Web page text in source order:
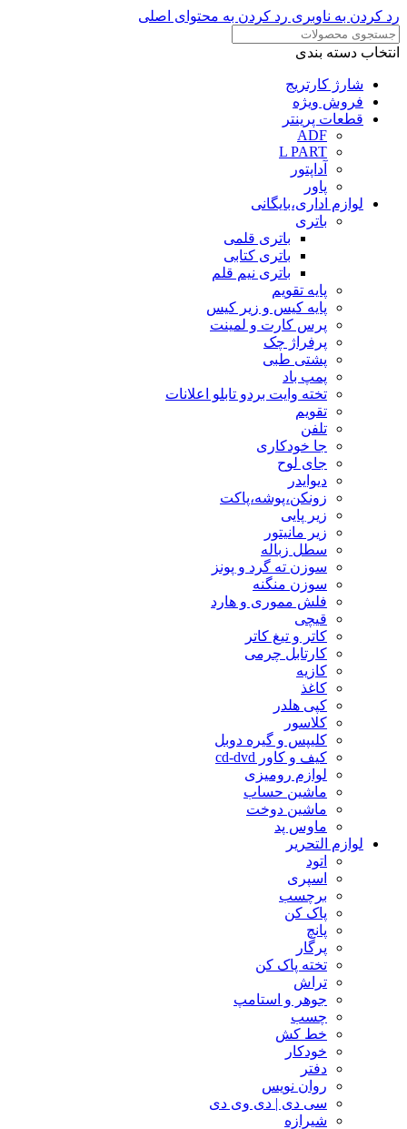
رد کردن به ناوبری رد کردن به محتوای اصلی
انتخاب دسته بندی
شارژ کارتریج
فروش ویژه
قطعات پرینتر
ADF
L PART
آداپتور
پاور
لوازم اداری،بایگانی
باتری
باتری قلمی
باتری کتابی
باتری نیم قلم
پایه تقویم
پایه کیس و زیر کیس
پرس کارت و لمینت
پرفراژ چک
پشتی طبی
پمپ باد
تخته وایت بردو تابلو اعلانات
تقویم
تلفن
جا خودکاری
جای لوح
دیوایدر
زونکن،پوشه،پاکت
زیر پایی
زیر مانیتور
سطل زباله
سوزن ته گرد و پونز
سوزن منگنه
فلش مموری و هارد
قیچی
کاتر و تیغ کاتر
کارتابل چرمی
کازیه
کاغذ
کپی هلدر
کلاسور
کلیپس و گیره دوبل
کیف و کاور cd-dvd
لوازم رومیزی
ماشین حساب
ماشین دوخت
ماوس پد
لوازم التحریر
اتود
اسپری
برچسب
پاک کن
پانچ
پرگار
تخته پاک کن
تراش
جوهر و استامپ
چسب
خط کش
خودکار
دفتر
روان نویس
سی دی | دی وی دی
شیرازه